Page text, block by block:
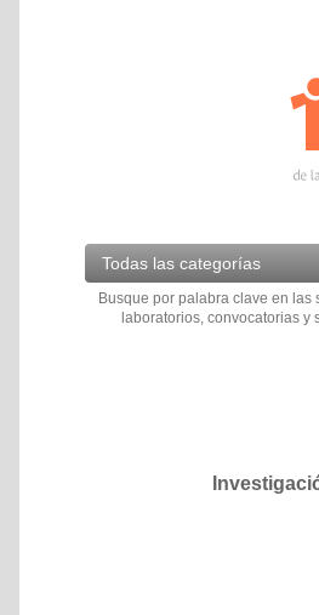
Todas las categorías
Busque por palabra clave en
laboratorios, convocatorias